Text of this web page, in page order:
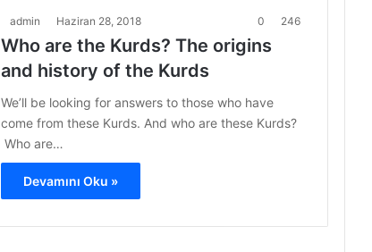
admin Haziran 28, 2018 0 246
Who are the Kurds? The origins
and history of the Kurds
We’ll be looking for answers to those who have
come from these Kurds. And who are these Kurds?
Who are…
Devamını Oku »